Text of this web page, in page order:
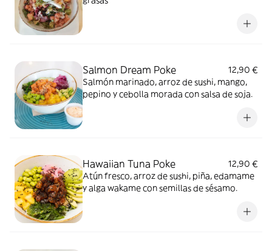
Salmon Dream Poke
12,90 €
Salmón marinado, arroz de sushi, mango,
pepino y cebolla morada con salsa de soja.
Hawaiian Tuna Poke
12,90 €
Atún fresco, arroz de sushi, piña, edamame
y alga wakame con semillas de sésamo.